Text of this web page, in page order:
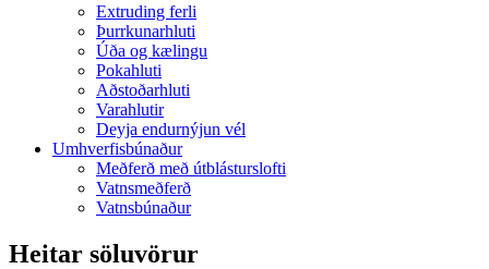
Extruding ferli
Þurrkunarhluti
Úða og kælingu
Pokahluti
Aðstoðarhluti
Varahlutir
Deyja endurnýjun vél
Umhverfisbúnaður
Meðferð með útblásturslofti
Vatnsmeðferð
Vatnsbúnaður
Heitar söluvörur